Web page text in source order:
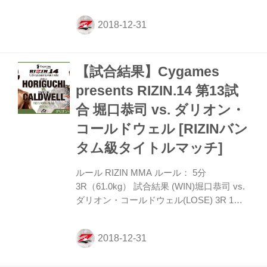
は、試合前にGACKTとBENIによる両国の
国歌独唱が行われた。 1R、立ち上がりか
いたが、那須川の強い左ストレートが当た
ると一瞬、笑顔が消えて右フックで那須川
をダウンさせる。さらにメイウェザーの右
ボディからの右フックに那須川2度目のダ
ウン、そして左フックで3度目のダウンを
喫して那須川陣営からのタオル投入で試合
終了。倒れた那須川は悔しさで号泣...
【試合結果】Cygames
presents RIZIN.14 第13試
合 堀口恭司 vs. ダリオン・
コールドウェル [RIZINバン
タム級タイトルマッチ]
ルール RIZIN MMA ルール： 5分
3R（61.0kg） 試合結果 (WIN)堀口恭司 vs.
ダリオン・コールドウェル(LOSE) 3R 1分
堀口恭司がダリオン・コールドウェルの周
りを円を描くように距離を測るが、ダリオ